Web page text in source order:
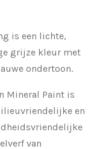
is een lichte,
grijze kleur met
ondertoon.
Mineral Paint is
en
van